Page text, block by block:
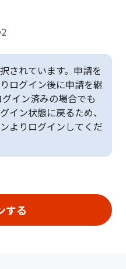
されています。申請を
ログイン後に申請を継
イン済みの場合でも
イン状態に戻るため、
よりログインしてくだ